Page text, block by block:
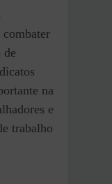
combater
de
na
e
trabalho